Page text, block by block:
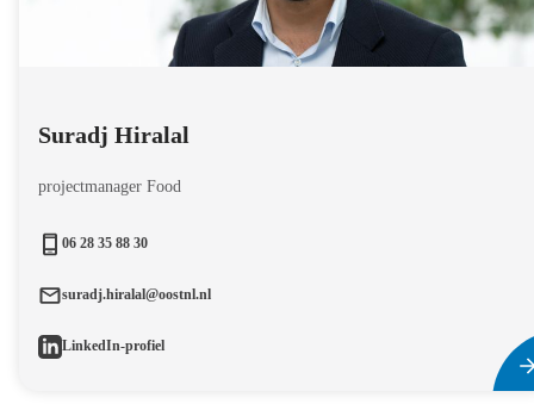
Suradj Hiralal
projectmanager Food
06 28 35 88 30
suradj.hiralal@oostnl.nl
LinkedIn-profiel